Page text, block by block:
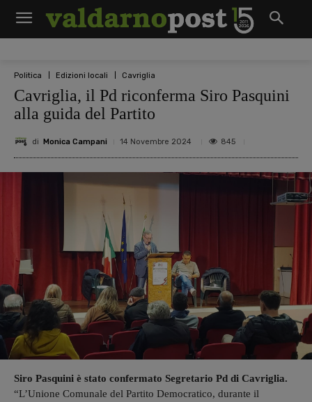
Politica Edizioni locali Cavriglia
Cavriglia, il Pd riconferma Siro Pasquini
alla guida del Partito
di Monica Campani 14 Novembre 2024 845
Siro Pasquini è stato confermato Segretario Pd di Cavriglia.
“L’Unione Comunale del Partito Democratico, durante il